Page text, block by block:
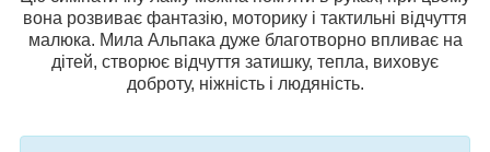
вона розвиває фантазію, моторику і тактильні відчуття
малюка. Мила Альпака дуже благотворно впливає на
дітей, створює відчуття затишку, тепла, виховує
доброту, ніжність і людяність.